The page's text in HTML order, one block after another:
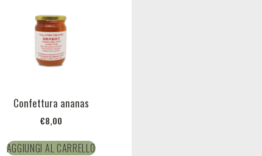
Confettura ananas
€8,00
AGGIUNGI AL CARRELLO